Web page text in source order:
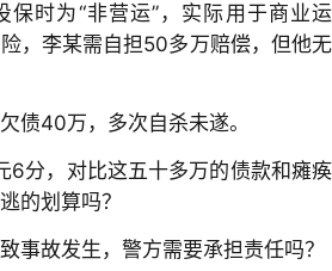
保时为“非营运”，实际用于商业运
，李某需自担50多万赔偿，但他无
债40万，多次自杀未遂。
6分，对比这五十多万的债款和瘫痪
的划算吗？
事故发生，警方需要承担责任吗？